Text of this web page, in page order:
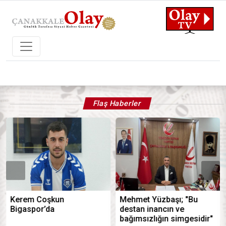
Son Dakika, Güncel Haberler, Köşe
Flaş Haberler
Kerem Coşkun
Bigaspor’da
Mehmet Yüzbaşı; "Bu
destan inancın ve
bağımsızlığın simgesidir"